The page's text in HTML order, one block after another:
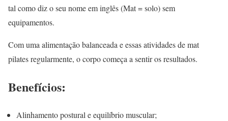
tal como diz o seu nome em inglês (Mat = solo) sem
equipamentos.
Com uma alimentação balanceada e essas atividades de mat
pilates regularmente, o corpo começa a sentir os resultados.
Benefícios:
Alinhamento postural e equilíbrio muscular;